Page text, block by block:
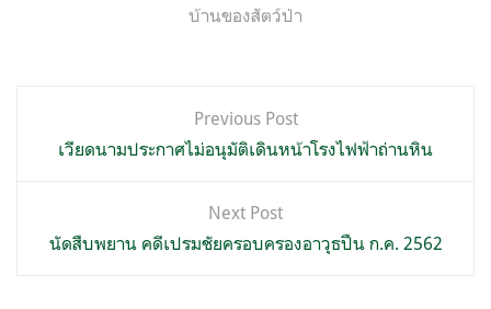
บ้านของสัตว์ป่า
เรื่อง
Previous Post
เวียดนามประกาศไม่อนุมัติเดินหน้าโรงไฟฟ้าถ่านหิน
Next Post
นัดสืบพยาน คดีเปรมชัยครอบครองอาวุธปืน ก.ค. 2562